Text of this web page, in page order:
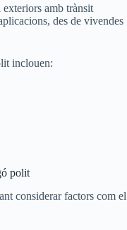
amb trànsit
des de vivendes
inclouen:
polit
considerar factors com el